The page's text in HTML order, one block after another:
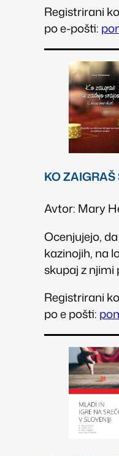
Registrirani
po e-pošti:
KO
Avtor: Mary
Ocenjujejo,
kazinojih, na
skupaj z njimi
Registrirani
po e pošti: